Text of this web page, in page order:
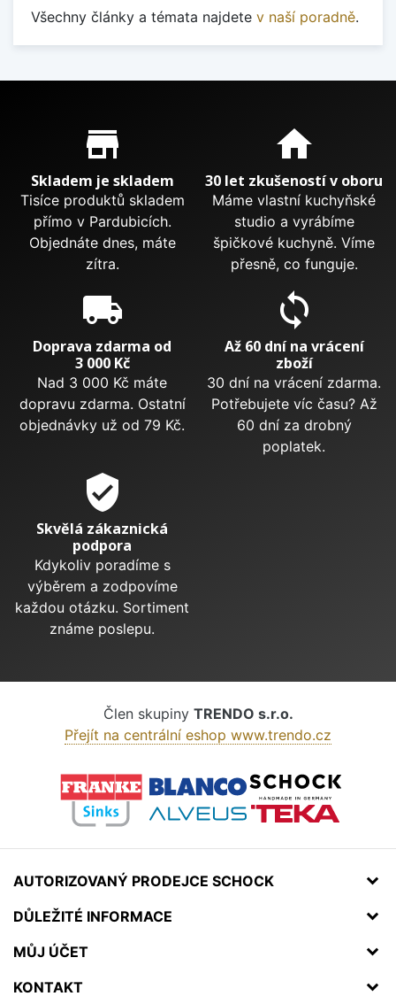
Všechny články a témata najdete v naší poradně.
Proč nakupovat u nás?
store_mall_directory
Skladem je skladem
Tisíce produktů skladem
přímo v Pardubicích.
Objednáte dnes, máte
zítra.
home
30 let zkušeností v oboru
Máme vlastní kuchyňské
studio a vyrábíme
špičkové kuchyně. Víme
přesně, co funguje.
local_shipping
Doprava zdarma od
3 000 Kč
Nad 3 000 Kč máte
dopravu zdarma. Ostatní
objednávky už od 79 Kč.
sync
Až 60 dní na vrácení
zboží
30 dní na vrácení zdarma.
Potřebujete víc času? Až
60 dní za drobný
poplatek.
verified_user
Skvělá zákaznická
podpora
Kdykoliv poradíme s
výběrem a zodpovíme
každou otázku. Sortiment
známe poslepu.
Člen skupiny TRENDO s.r.o.
Přejít na centrální eshop www.trendo.cz
AUTORIZOVANÝ PRODEJCE SCHOCK
DŮLEŽITÉ INFORMACE
MŮJ ÚČET
KONTAKT